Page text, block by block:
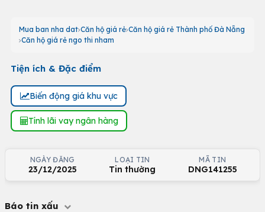
Mua ban nha dat Căn hộ giá rẻ Căn hộ giá rẻ Thành phố Đà Nẵng
Căn hộ giá rẻ ngo thi nham
Tiện ích & Đặc điểm
Biến động giá khu vực
Tính lãi vay ngân hàng
NGÀY ĐĂNG
23/12/2025
LOẠI TIN
Tin thường
MÃ TIN
DNG141255
Báo tin xấu